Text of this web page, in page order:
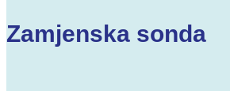
Zamjenska sonda